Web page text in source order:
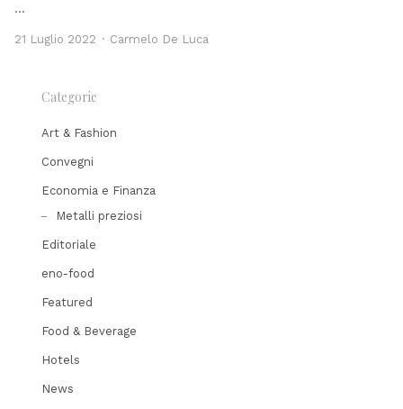
…
21 Luglio 2022 Author
Carmelo De Luca
Categorie
Art & Fashion
Convegni
Economia e Finanza
Metalli preziosi
Editoriale
eno-food
Featured
Food & Beverage
Hotels
News